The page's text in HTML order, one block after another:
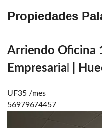
Propiedades
Arriendo Oficina
Empresarial |
UF35 /mes
56979674457